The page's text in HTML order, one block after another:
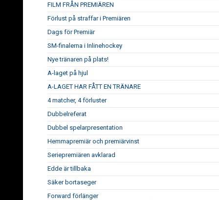
FILM FRÅN PREMIÄREN
Förlust på straffar i Premiären
Dags för Premiär
SM-finalerna i Inlinehockey
Nye tränaren på plats!
A-laget på hjul
A-LAGET HAR FÅTT EN TRÄNARE
4 matcher, 4 förluster
Dubbelreferat
Dubbel spelarpresentation
Hemmapremiär och premiärvinst
Seriepremiären avklarad
Edde är tillbaka
Säker bortaseger
Forward förlänger